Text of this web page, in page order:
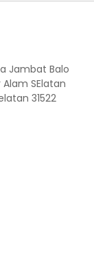
Jambat Balo
Alam SElatan
31522